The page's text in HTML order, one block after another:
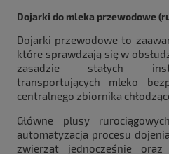
Dojarki do mleka przewodowe
Dojarki przewodowe to
które sprawdzają się w
zasadzie stałych
transportujących mleko
centralnego zbiornika
Główne plusy
automatyzacja procesu
zwierząt jednocześnie